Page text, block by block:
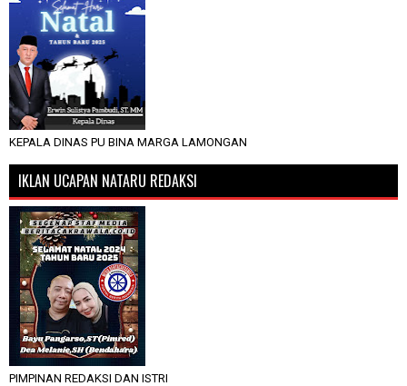
KEPALA DINAS PU BINA MARGA LAMONGAN
IKLAN UCAPAN NATARU REDAKSI
PIMPINAN REDAKSI DAN ISTRI